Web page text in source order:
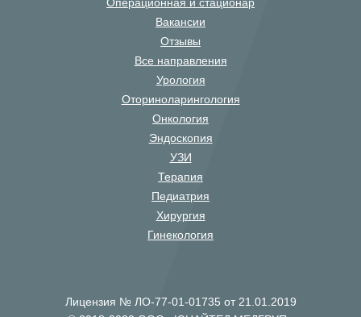
Вакансии
Отзывы
Все направления
Урология
Оториноларингология
Онкология
Эндоскопия
УЗИ
Терапия
Педиатрия
Хирургия
Гинекология
Лицензия № ЛО-77-01-01735 от 21.01.2019